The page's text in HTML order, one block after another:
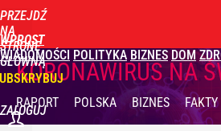
PRZEJDŹ
NA
STRONĘ
GŁÓWNĄ
WPROST
WIADOMOŚCI POLITYKA BIZNES DOM
ZALOGUJ
KORONAWIRUS NA
RAPORT POLSKA BIZNES FAKTY